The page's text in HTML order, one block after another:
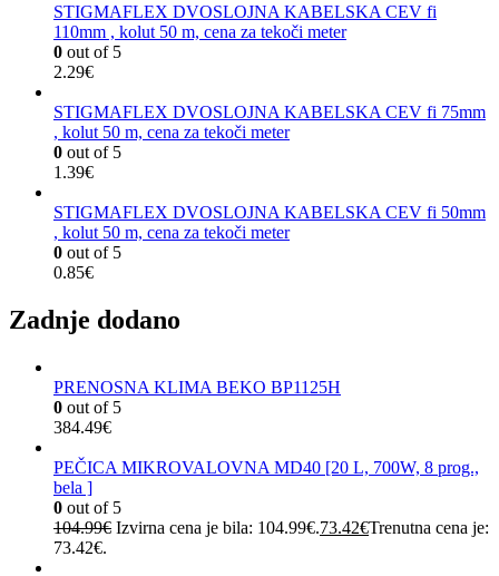
STIGMAFLEX DVOSLOJNA KABELSKA CEV fi
110mm , kolut 50 m, cena za tekoči meter
0 out of 5
2.29€
STIGMAFLEX DVOSLOJNA KABELSKA CEV fi 75mm
, kolut 50 m, cena za tekoči meter
0 out of 5
1.39€
STIGMAFLEX DVOSLOJNA KABELSKA CEV fi 50mm
, kolut 50 m, cena za tekoči meter
0 out of 5
0.85€
Zadnje dodano
PRENOSNA KLIMA BEKO BP1125H
0 out of 5
384.49€
PEČICA MIKROVALOVNA MD40 [20 L, 700W, 8 prog.,
bela ]
0 out of 5
104.99€ Izvirna cena je bila: 104.99€.73.42€Trenutna cena je:
73.42€.